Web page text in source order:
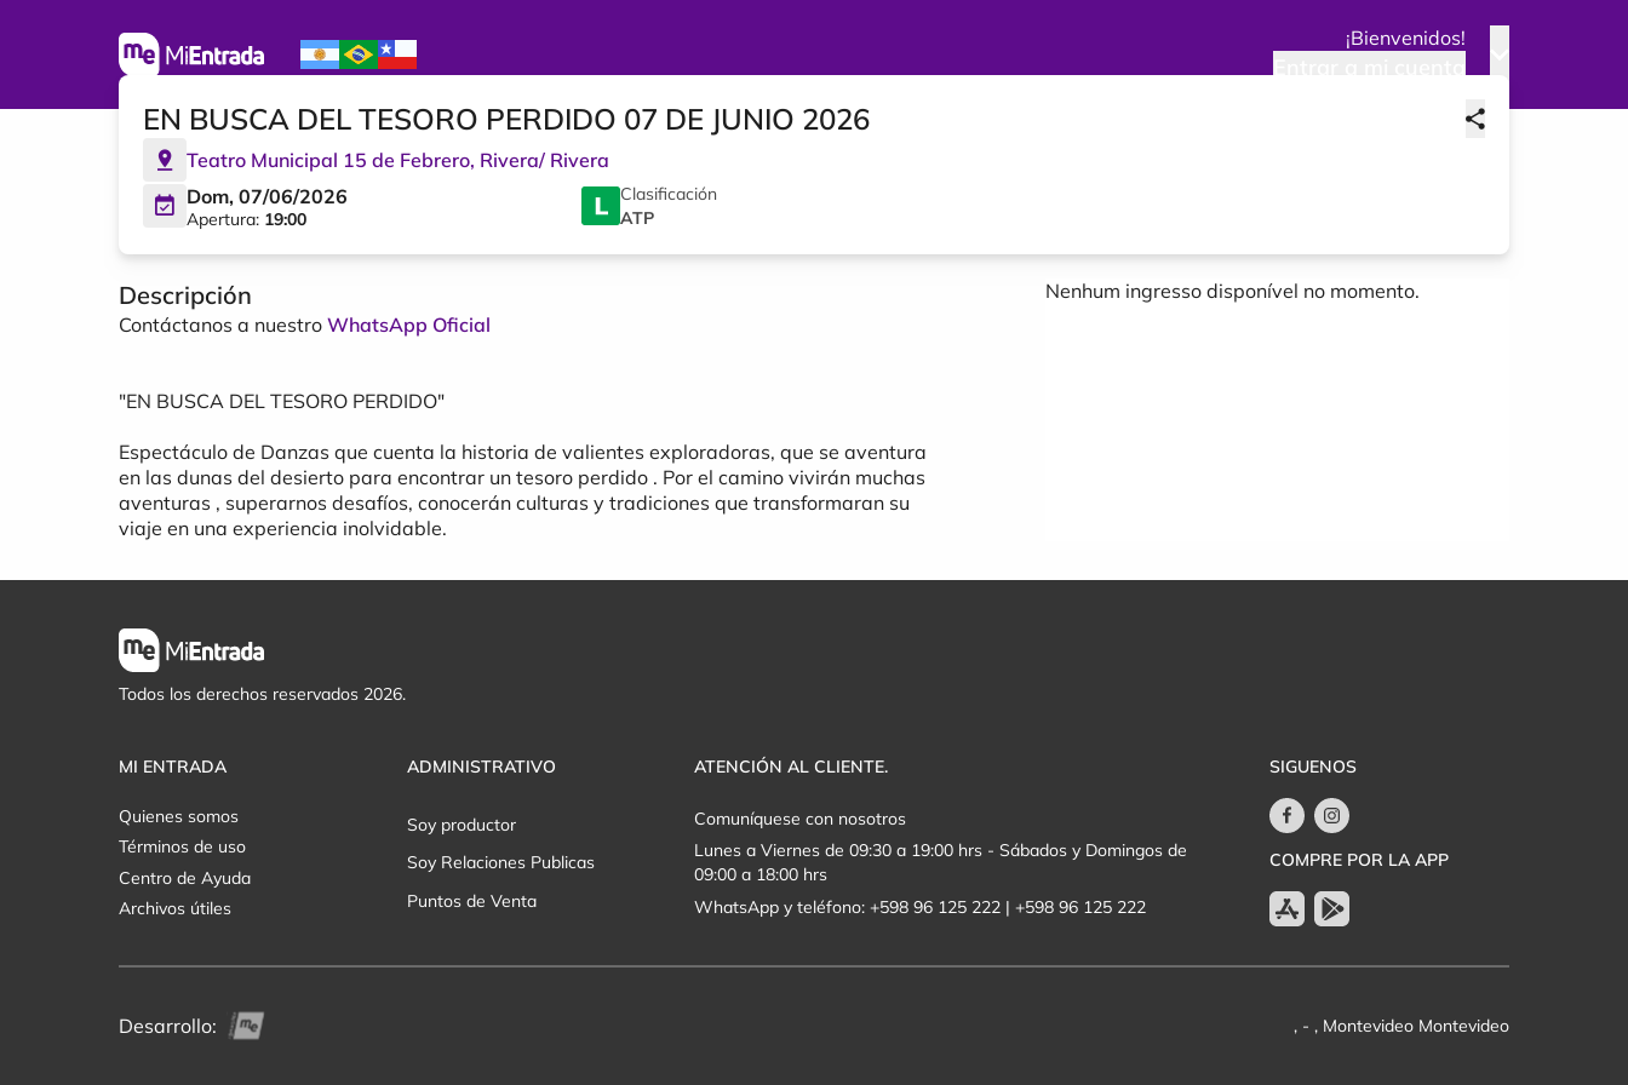
¡Bienvenidos!
EN BUSCA DEL TESORO PERDIDO 07 DE JUNIO 2026
Teatro Municipal 15 de Febrero, Rivera/ Rivera
Dom, 07/06/2026
Apertura: 19:00
Clasificación
ATP
Descripción
Contáctanos a nuestro WhatsApp Oficial
"EN BUSCA DEL TESORO PERDIDO"
Espectáculo de Danzas que cuenta la historia de valientes exploradoras, que se aventura
en las dunas del desierto para encontrar un tesoro perdido . Por el camino vivirán muchas
aventuras , superarnos desafíos, conocerán culturas y tradiciones que transformaran su
viaje en una experiencia inolvidable.
Nenhum ingresso disponível no momento.
Todos los derechos reservados 2026.
MI ENTRADA
Quienes somos
Términos de uso
Centro de Ayuda
Archivos útiles
ADMINISTRATIVO
Soy productor
Soy Relaciones Publicas
Puntos de Venta
ATENCIÓN AL CLIENTE.
Comuníquese con nosotros
Lunes a Viernes de 09:30 a 19:00 hrs - Sábados y Domingos de
09:00 a 18:00 hrs
WhatsApp y teléfono: +598 96 125 222 | +598 96 125 222
SIGUENOS
COMPRE POR LA APP
Desarrollo: , - , Montevideo Montevideo